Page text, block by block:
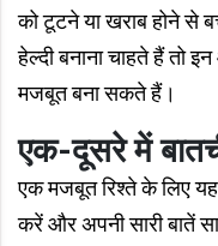
को टूटने या खराब होने से
हेल्दी बनाना चाहते हैं तो
मजबूत बना सकते हैं।
एक-दूसरेमें
एक मजबूत रिश्ते के लिए
करें और अपनी सारी बातें